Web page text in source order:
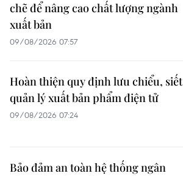
chẽ để nâng cao chất lượng ngành
xuất bản
09/08/2026 07:57
Hoàn thiện quy định lưu chiểu, siết
quản lý xuất bản phẩm điện tử
09/08/2026 07:24
Bảo đảm an toàn hệ thống ngân